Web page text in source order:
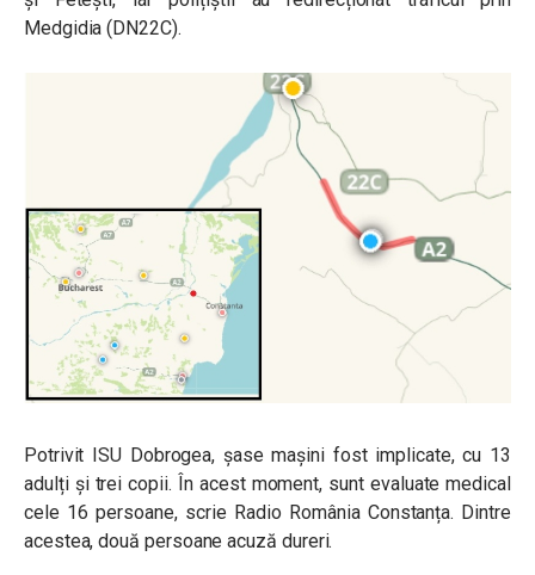
Medgidia (DN22C).
Potrivit ISU Dobrogea, șase mașini fost implicate, cu 13
adulți și trei copii. În acest moment, sunt evaluate medical
cele 16 persoane, scrie Radio România Constanța. Dintre
acestea, două persoane acuză dureri.